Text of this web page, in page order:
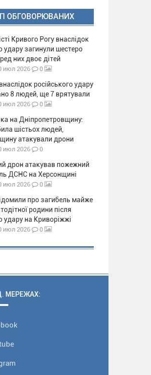
ОБГОВОРЮВАНИХ
Кривого Рогу внаслідок
удару загинули шестеро
них двоє дітей
июл 2026 0
російського удару
8 людей, ще 7 врятували
июл 2026 0
на Дніпропетровщину:
шістьох людей,
атакували дрони
июл 2026 0
дрон атакував пожежний
ДСНС на Херсонщині
июл 2026 0
про загибель майже
родини після
удару на Криворіжжі
июл 2026 0
МЕРЕЖАХ: